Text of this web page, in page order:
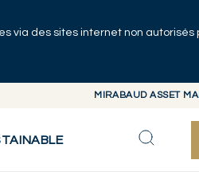
via des sites internet non
MIRABAUD ASSET
MIRABAUD ASSET